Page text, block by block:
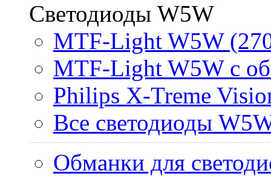
Светодиоды W5W
MTF-Light W5W
MTF-Light W5W с
Philips X-Treme
Все светодиоды
Обманки для